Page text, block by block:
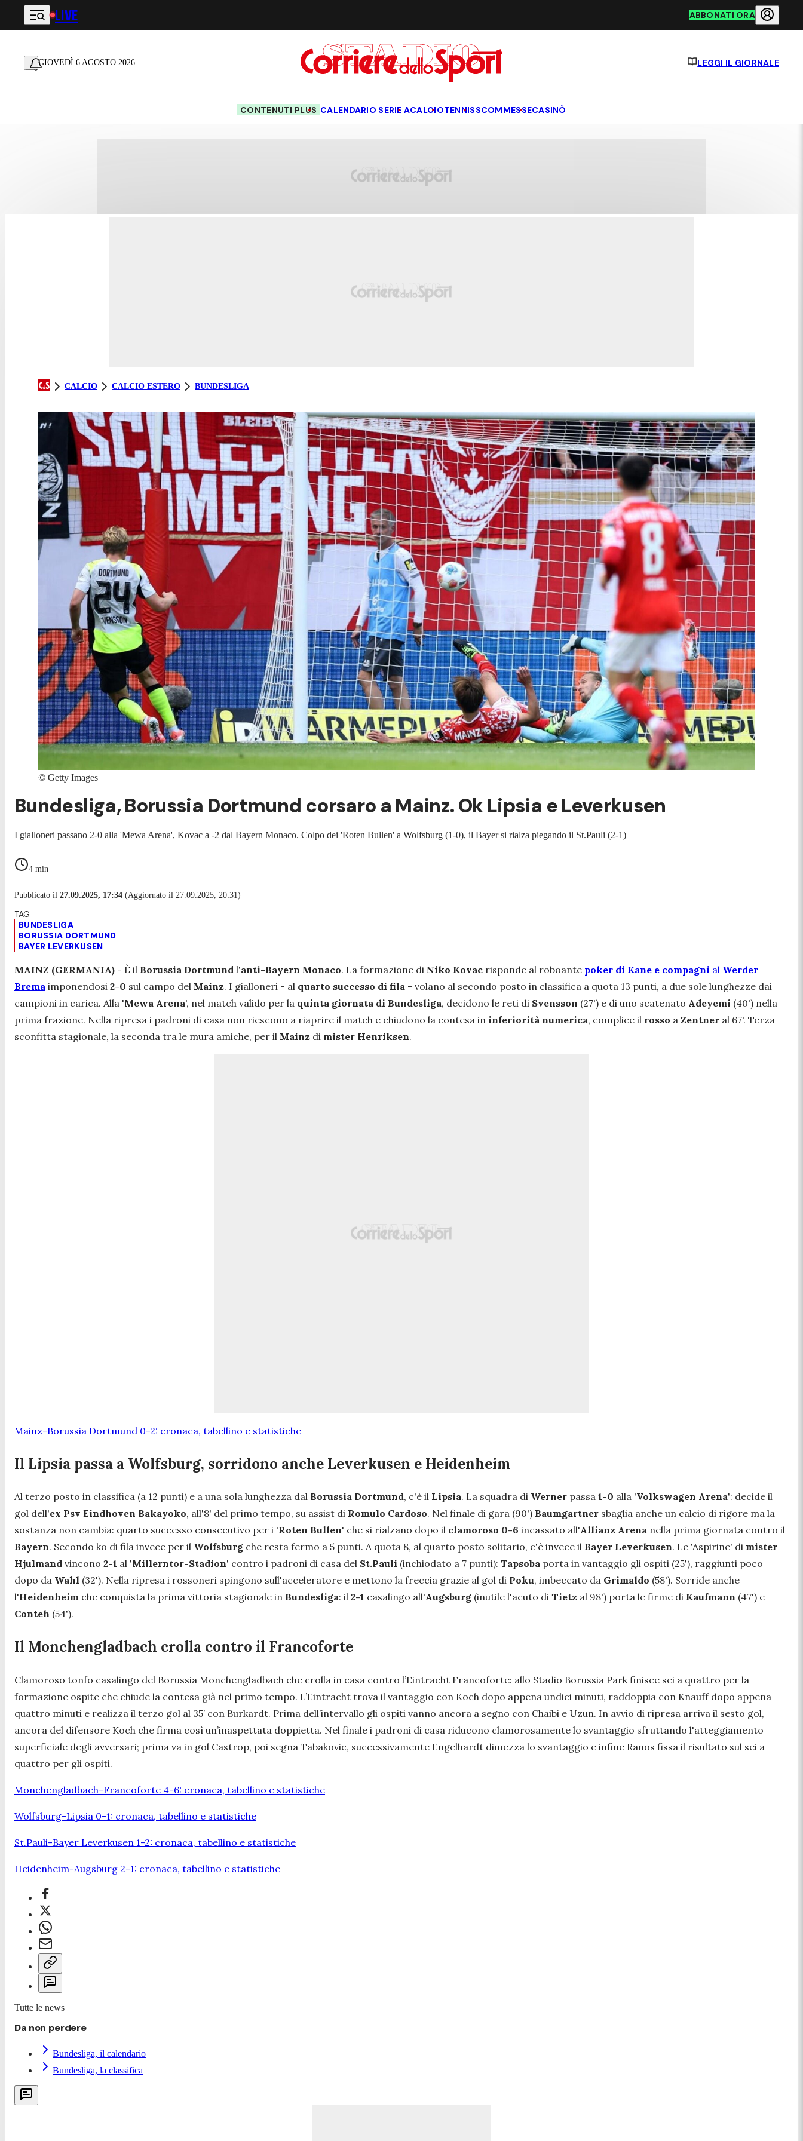
Vai al contenuto principale
LIVE ABBONATI ORA
GIOVEDÌ 6 AGOSTO 2026 LEGGI IL GIORNALE
CONTENUTI PLUS CALENDARIO SERIE ACALCIOTENNISSCOMMESSECASINÒ
CALCIO CALCIO ESTERO BUNDESLIGA
© Getty Images
Bundesliga, Borussia Dortmund corsaro a Mainz. Ok Lipsia e Leverkusen
I gialloneri passano 2-0 alla 'Mewa Arena', Kovac a -2 dal Bayern Monaco. Colpo dei 'Roten Bullen' a Wolfsburg (1-0), il Bayer si rialza piegando il St.Pauli (2-1)
4 min
Pubblicato il 27.09.2025, 17:34 (Aggiornato il 27.09.2025, 20:31)
BUNDESLIGA
BORUSSIA DORTMUND
BAYER LEVERKUSEN
MAINZ (GERMANIA) - È il Borussia Dortmund l'anti-Bayern Monaco. La formazione di Niko Kovac risponde al roboante poker di Kane e compagni al Werder
Brema imponendosi 2-0 sul campo del Mainz. I gialloneri - al quarto successo di fila - volano al secondo posto in classifica a quota 13 punti, a due sole lunghezze dai
campioni in carica. Alla 'Mewa Arena', nel match valido per la quinta giornata di Bundesliga, decidono le reti di Svensson (27') e di uno scatenato Adeyemi (40') nella
prima frazione. Nella ripresa i padroni di casa non riescono a riaprire il match e chiudono la contesa in inferiorità numerica, complice il rosso a Zentner al 67'. Terza
sconfitta stagionale, la seconda tra le mura amiche, per il Mainz di mister Henriksen.
Mainz-Borussia Dortmund 0-2: cronaca, tabellino e statistiche
Il Lipsia passa a Wolfsburg, sorridono anche Leverkusen e Heidenheim
Al terzo posto in classifica (a 12 punti) e a una sola lunghezza dal Borussia Dortmund, c'è il Lipsia. La squadra di Werner passa 1-0 alla 'Volkswagen Arena': decide il
gol dell'ex Psv Eindhoven Bakayoko, all'8' del primo tempo, su assist di Romulo Cardoso. Nel finale di gara (90') Baumgartner sbaglia anche un calcio di rigore ma la
sostanza non cambia: quarto successo consecutivo per i 'Roten Bullen' che si rialzano dopo il clamoroso 0-6 incassato all'Allianz Arena nella prima giornata contro il
Bayern. Secondo ko di fila invece per il Wolfsburg che resta fermo a 5 punti. A quota 8, al quarto posto solitario, c'è invece il Bayer Leverkusen. Le 'Aspirine' di mister
Hjulmand vincono 2-1 al 'Millerntor-Stadion' contro i padroni di casa del St.Pauli (inchiodato a 7 punti): Tapsoba porta in vantaggio gli ospiti (25'), raggiunti poco
dopo da Wahl (32'). Nella ripresa i rossoneri spingono sull'acceleratore e mettono la freccia grazie al gol di Poku, imbeccato da Grimaldo (58'). Sorride anche
l'Heidenheim che conquista la prima vittoria stagionale in Bundesliga: il 2-1 casalingo all'Augsburg (inutile l'acuto di Tietz al 98') porta le firme di Kaufmann (47') e
Conteh (54').
Il Monchengladbach crolla contro il Francoforte
Clamoroso tonfo casalingo del Borussia Monchengladbach che crolla in casa contro l’Eintracht Francoforte: allo Stadio Borussia Park finisce sei a quattro per la
formazione ospite che chiude la contesa già nel primo tempo. L’Eintracht trova il vantaggio con Koch dopo appena undici minuti, raddoppia con Knauff dopo appena
quattro minuti e realizza il terzo gol al 35’ con Burkardt. Prima dell’intervallo gli ospiti vanno ancora a segno con Chaibi e Uzun. In avvio di ripresa arriva il sesto gol,
ancora del difensore Koch che firma così un’inaspettata doppietta. Nel finale i padroni di casa riducono clamorosamente lo svantaggio sfruttando l'atteggiamento
superficiale degli avversari; prima va in gol Castrop, poi segna Tabakovic, successivamente Engelhardt dimezza lo svantaggio e infine Ranos fissa il risultato sul sei a
quattro per gli ospiti.
Monchengladbach-Francoforte 4-6: cronaca, tabellino e statistiche
Wolfsburg-Lipsia 0-1: cronaca, tabellino e statistiche
St.Pauli-Bayer Leverkusen 1-2: cronaca, tabellino e statistiche
Heidenheim-Augsburg 2-1: cronaca, tabellino e statistiche
Tutte le news
Da non perdere
Bundesliga, il calendario
Bundesliga, la classifica